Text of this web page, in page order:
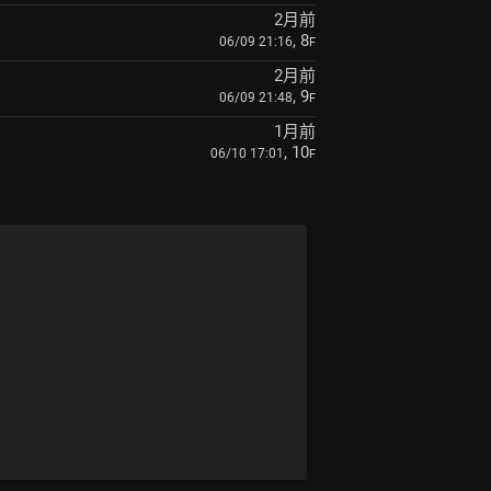
2月前
06/09 21:16, 8F
2月前
06/09 21:48, 9F
1月前
06/10 17:01 , 10F